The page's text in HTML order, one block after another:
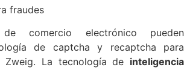
fraudes
comercio electrónico pueden
de captcha y recaptcha para
Zweig. La tecnología de inteligencia